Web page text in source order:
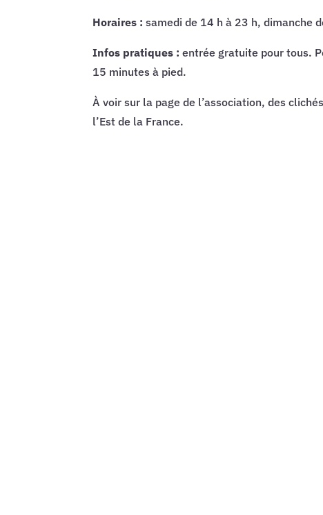
Horaires :samedi de 14 h à 23 h, dimanche
Infos pratiques :entrée gratuite pour tous.
15 minutes à pied.
À voir sur la page de l’association, des
l’Est de la France.